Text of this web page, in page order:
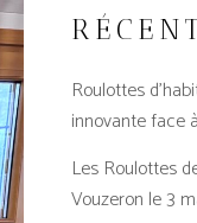
Roulottes
innovante face
Les Roulottes
Vouzeron le 3